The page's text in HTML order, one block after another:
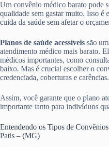
Um convênio médico barato pode
qualidade sem gastar muito. Isso é
cuida da saúde sem afetar o
Planos de saúde acessíveis são
atendimento médico mais barato.
médicos importantes, como
baixo. Mas é crucial escolher o
credenciada, coberturas e carências.
Assim, você garante que o plano
importante tanto para indivíduos
Entendendo os Tipos de
Patis – (MG)